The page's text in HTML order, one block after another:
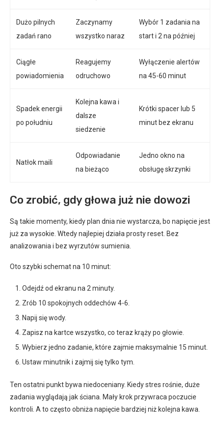
Dużo pilnych
zadań rano
Zaczynamy
wszystko naraz
Wybór 1 zadania na
start i 2 na później
Ciągłe
powiadomienia
Reagujemy
odruchowo
Wyłączenie alertów
na 45-60 minut
Spadek energii
po południu
Kolejna kawa i
dalsze
siedzenie
Krótki spacer lub 5
minut bez ekranu
Natłok maili
Odpowiadanie
na bieżąco
Jedno okno na
obsługę skrzynki
Co zrobić, gdy głowa już nie dowozi
Są takie momenty, kiedy plan dnia nie wystarcza, bo napięcie jest
już za wysokie. Wtedy najlepiej działa prosty reset. Bez
analizowania i bez wyrzutów sumienia.
Oto szybki schemat na 10 minut:
Odejdź od ekranu na 2 minuty.
Zrób 10 spokojnych oddechów 4-6.
Napij się wody.
Zapisz na kartce wszystko, co teraz krąży po głowie.
Wybierz jedno zadanie, które zajmie maksymalnie 15 minut.
Ustaw minutnik i zajmij się tylko tym.
Ten ostatni punkt bywa niedoceniany. Kiedy stres rośnie, duże
zadania wyglądają jak ściana. Mały krok przywraca poczucie
kontroli. A to często obniża napięcie bardziej niż kolejna kawa.